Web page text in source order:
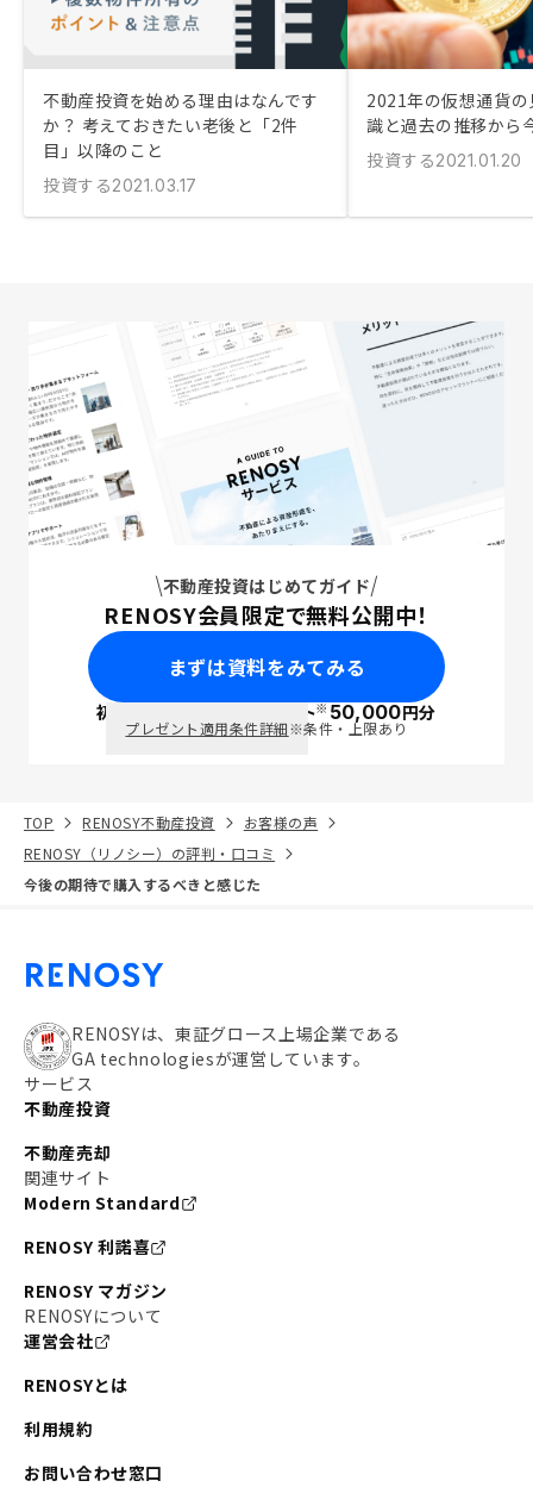
不動産投資を始める理由はなんです
か？ 考えておきたい老後と「2件
目」以降のこと
投資する2021.03.17
2021年の仮想通貨
識と過去の推移から
投資する2021.01.20
不動産投資はじめてガイド
RENOSY会員限定で無料公開中！
まずは資料をみてみる
初回面談で ポイント※50,000円分
プレゼント適用条件詳細※条件・上限あり
TOP RENOSY不動産投資
お客様の声
RENOSY（リノシー）の評判・口コミ
今後の期待で購入するべきと感じた
RENOSYは、東証グロース上場企業である
GA technologiesが運営しています。
サービス
不動産投資
不動産売却
関連サイト
Modern Standard
RENOSY 利諾喜
RENOSY マガジン
RENOSYについて
運営会社
RENOSYとは
利用規約
お問い合わせ窓口